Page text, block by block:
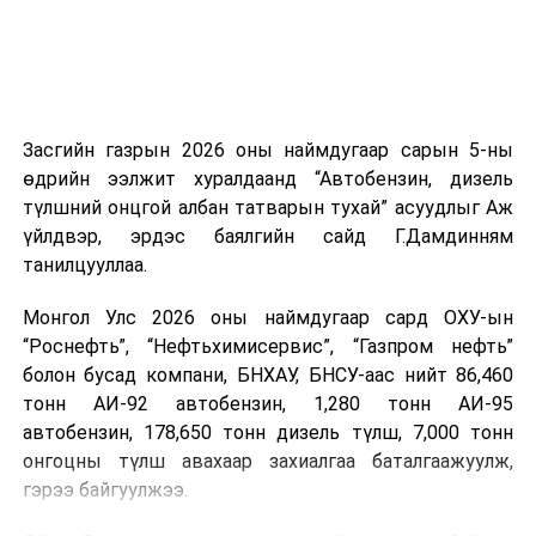
Засгийн газрын 2026 оны наймдугаар сарын 5-ны
өдрийн ээлжит хуралдаанд “Автобензин, дизель
түлшний онцгой албан татварын тухай” асуудлыг Аж
үйлдвэр, эрдэс баялгийн сайд Г.Дамдинням
танилцууллаа.
Монгол Улс 2026 оны наймдугаар сард ОХУ-ын
“Роснефть”, “Нефтьхимисервис”, “Газпром нефть”
болон бусад компани, БНХАУ, БНСУ-аас нийт 86,460
тонн АИ-92 автобензин, 1,280 тонн АИ-95
автобензин, 178,650 тонн дизель түлш, 7,000 тонн
онгоцны түлш авахаар захиалгаа баталгаажуулж,
гэрээ байгуулжээ.